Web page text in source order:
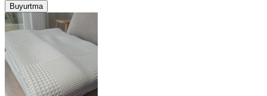
Buyurtma